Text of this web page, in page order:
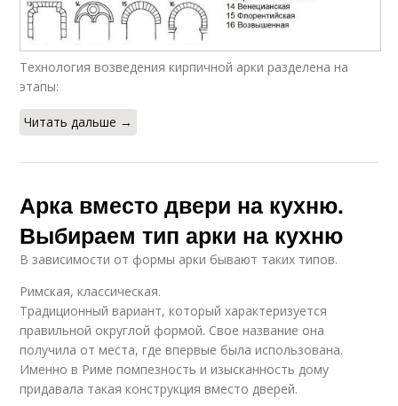
Технология возведения кирпичной арки разделена на
этапы:
Читать дальше →
Арка вместо двери на кухню.
Выбираем тип арки на кухню
В зависимости от формы арки бывают таких типов.
Римская, классическая.
Традиционный вариант, который характеризуется
правильной округлой формой. Свое название она
получила от места, где впервые была использована.
Именно в Риме помпезность и изысканность дому
придавала такая конструкция вместо дверей.